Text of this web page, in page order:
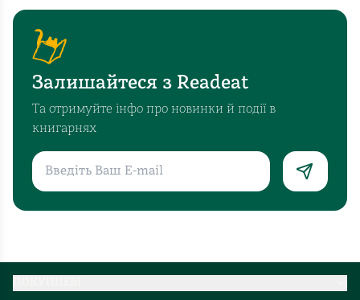
Залишайтеся з Readeat
Та отримуйте інфо про новинки й події в
книгарнях